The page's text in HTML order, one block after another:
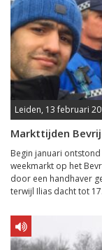
Leiden, 13 februari
Markttijden
Begin januari
weekmarkt op het
door een handhaver
terwijl Ilias dacht tot